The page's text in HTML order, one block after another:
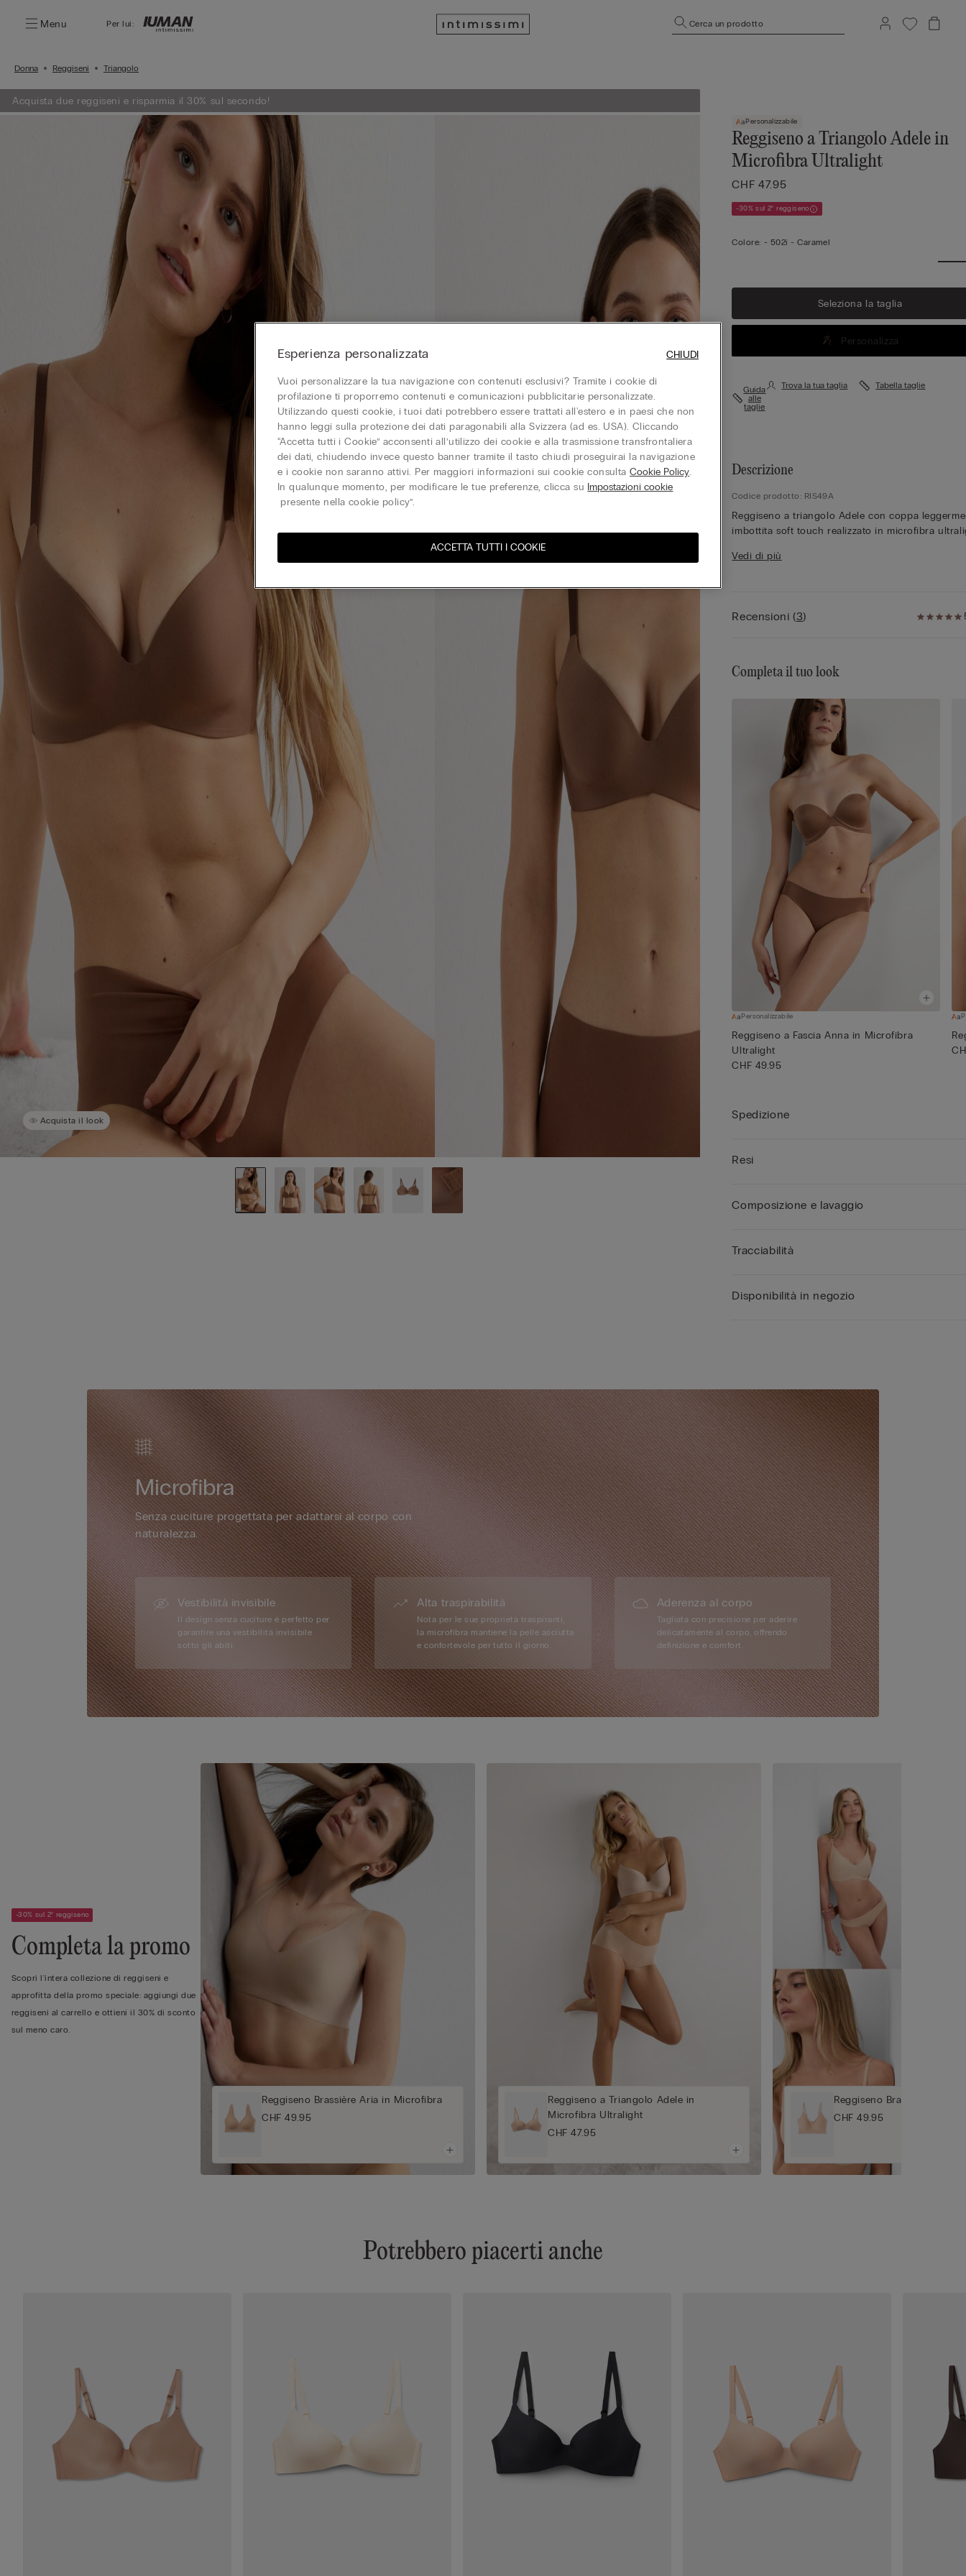
Menu Per lui: Cerca un prodotto
Donna Reggiseni Triangolo
Acquista due reggiseni e risparmia il 30% sul secondo!
Acquista il look
Personalizzabile
Reggiseno a Triangolo Adele in
Microfibra Ultralight
CHF 47.95
-30% sul 2° reggiseno
Colore: - 502i - Caramel
Seleziona la taglia
Personalizza
Guida
alle
taglie
Trova la tua taglia Tabella taglie
Descrizione
Codice prodotto: RIS49A
Reggiseno a triangolo Adele con coppa
imbottita soft touch realizzato in microfibra
struttura tecnica ideata per sostenere il seno con
La microfibra Intimissimi è semplicemente unica
setosa, quasi impalpabile, per un effetto “seconda
pelle“, è impercettibile all’indosso…è il perfetto
per ogni donna, tutti i giorni per ogni occasione.
Vedi di più
Recensioni (3)
Completa il tuo look
Personalizzabile
Reggiseno a Fascia Anna in Microfibra
Ultralight
CHF 49.95
Spedizione
Resi
Composizione e lavaggio
Tracciabilità
Disponibilità in negozio
Microfibra
Senza cuciture progettata per adattarsi al corpo con
naturalezza.
Vestibilità invisibile
Il design senza cuciture è perfetto per
garantire una vestibilità invisibile
sotto gli abiti.
Alta traspirabilità
Nota per le sue proprietà traspiranti,
la microfibra mantiene la pelle asciutta
e confortevole per tutto il giorno.
Aderenza al corpo
Tagliata con precisione per aderire
delicatamente al corpo, offrendo
definizione e comfort.
-30% sul 2° reggiseno
Completa la promo
Scopri l'intera collezione di reggiseni e
approfitta della promo speciale: aggiungi due
reggiseni al carrello e ottieni il 30% di sconto
sul meno caro.
Reggiseno Brassière Aria in Microfibra
CHF 49.95
Reggiseno a Triangolo Adele in
Microfibra Ultralight
CHF 47.95
Reggiseno Brassiere Laila
CHF 49.95
Potrebbero piacerti anche
Esperienza personalizzata
Vuoi personalizzare la tua navigazione con contenuti esclusivi? Tramite i cookie di
profilazione ti proporremo contenuti e comunicazioni pubblicitarie personalizzate.
Utilizzando questi cookie, i tuoi dati potrebbero essere trattati all'estero e in paesi che non
hanno leggi sulla protezione dei dati paragonabili alla Svizzera (ad es. USA). Cliccando
“Accetta tutti i Cookie” acconsenti all’utilizzo dei cookie e alla trasmissione transfrontaliera
dei dati, chiudendo invece questo banner tramite il tasto chiudi proseguirai la navigazione
e i cookie non saranno attivi. Per maggiori informazioni sui cookie consultaCookie Policy.
In qualunque momento, per modificare le tue preferenze, clicca su Impostazioni cookie
presente nella cookie policy”.
ACCETTA TUTTI I COOKIE
CHIUDI